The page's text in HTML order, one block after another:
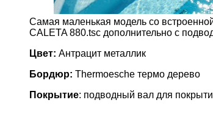
Cамая маленькая модель со
CALETA 880.tsc дополнительно с
Цвет: Антрацит металлик
Бордюр: Thermoesche термо дерево
Покрытие: подводный вал для